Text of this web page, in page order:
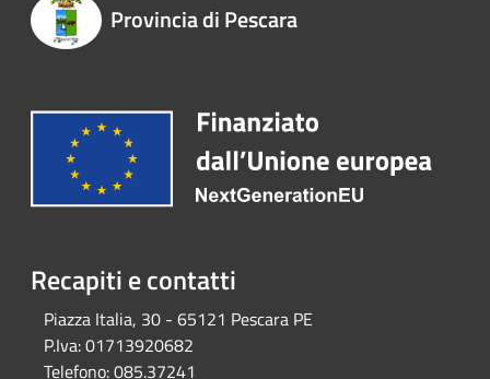
Provincia di Pescara
Recapiti e contatti
Piazza Italia, 30 - 65121 Pescara PE
P.Iva:01713920682
Telefono:085.37241